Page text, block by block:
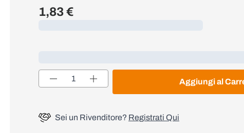
1,83 €
Aggiungi al
Sei un Rivenditore? Registrati Qui